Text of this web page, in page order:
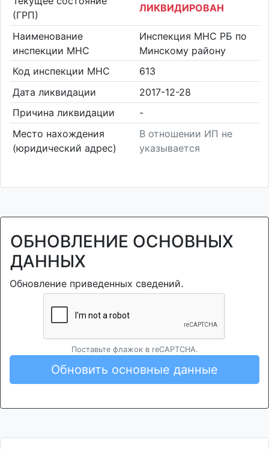
(ГРП)
ЛИКВИДИРОВАН
Наименование
инспекции МНС
Инспекция МНС РБ по
Минскому району
Код инспекции МНС
613
Дата ликвидации
2017-12-28
Причина ликвидации
-
Место нахождения
(юридический адрес)
В отношении ИП не
указывается
ОБНОВЛЕНИЕ ОСНОВНЫХ
ДАННЫХ
Обновление приведенных сведений.
Поставьте флажок в reCAPTCHA.
Обновить основные данные